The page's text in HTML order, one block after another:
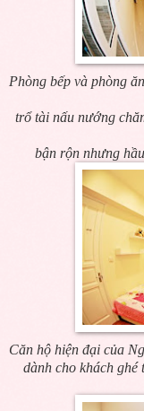
Phòng bếp và phòng
trổ tài nấu nướng
bận rộn nhưng
Căn hộ hiện đại của
dành cho khách